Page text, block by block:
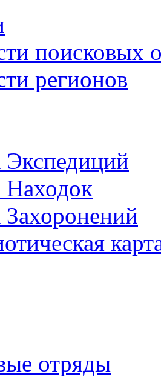
поисковых
регионов
Экспедиций
Находок
Захоронений
отряды